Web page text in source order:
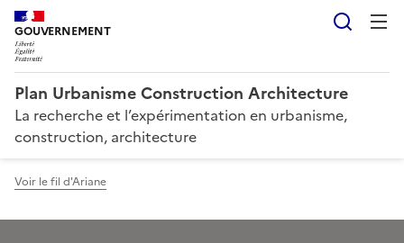
GOUVERNEMENT
Plan Urbanisme Construction Architecture
La recherche et l’expérimentation en urbanisme,
construction, architecture
Voir le fil d'Ariane